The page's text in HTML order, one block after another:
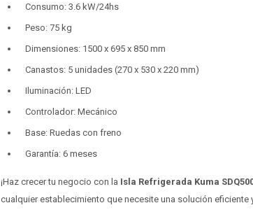
Consumo: 3.6 kW/24hs
Peso: 75 kg
Dimensiones: 1500 x 695 x 850 mm
Canastos: 5 unidades (270 x 530 x 220 mm)
Iluminación: LED
Controlador: Mecánico
Base: Ruedas con freno
Garantía: 6 meses
¡Haz crecer tu negocio con la Isla Refrigerada Kuma
cualquier establecimiento que necesite una solución